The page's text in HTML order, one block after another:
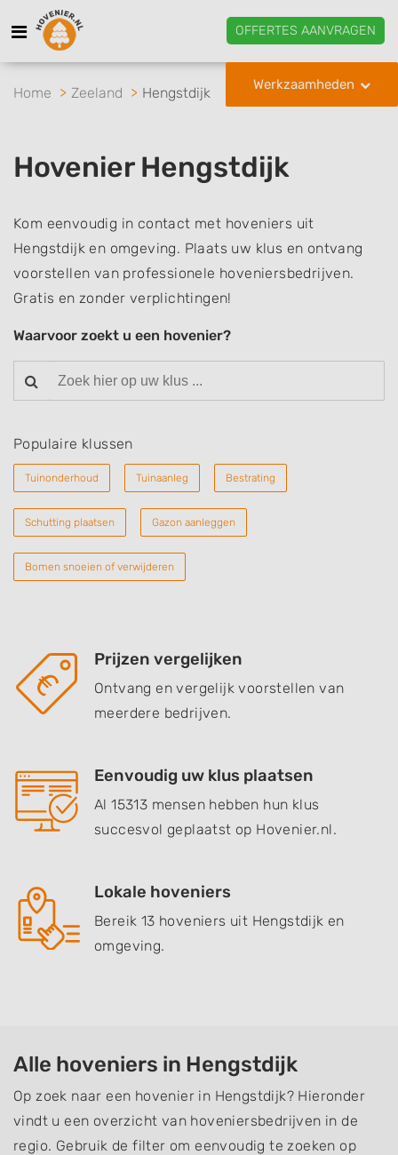
OFFERTES AANVRAGEN
Werkzaamheden
Home Zeeland Hengstdijk
Hovenier Hengstdijk
Kom eenvoudig in contact met hoveniers uit
Hengstdijk en omgeving. Plaats uw klus en ontvang
voorstellen van professionele hoveniersbedrijven.
Gratis en zonder verplichtingen!
Waarvoor zoekt u een hovenier?
Populaire klussen
Tuinonderhoud Tuinaanleg Bestrating
Schutting plaatsen Gazon aanleggen
Bomen snoeien of verwijderen
Prijzen vergelijken
Ontvang en vergelijk voorstellen van
meerdere bedrijven.
Eenvoudig uw klus plaatsen
Al 15313 mensen hebben hun klus
succesvol geplaatst op Hovenier.nl.
Lokale hoveniers
Bereik 13 hoveniers uit Hengstdijk en
omgeving.
Alle hoveniers in Hengstdijk
Op zoek naar een hovenier in Hengstdijk? Hieronder
vindt u een overzicht van hoveniersbedrijven in de
regio. Gebruik de filter om eenvoudig te zoeken op